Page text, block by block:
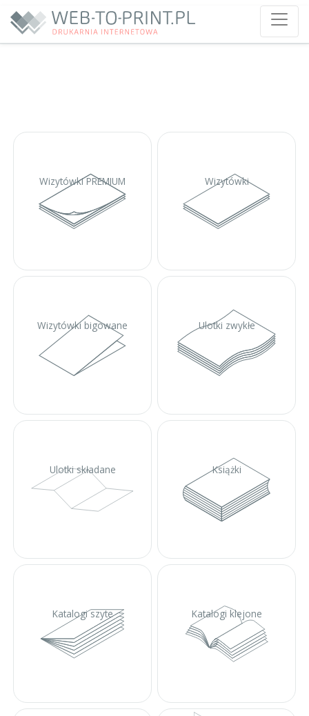
Wizytówki PREMIUM Wizytówki
Wizytówki bigowane Ulotki zwykłe
Ulotki składane Książki
Katalogi szyte Katalogi klejone